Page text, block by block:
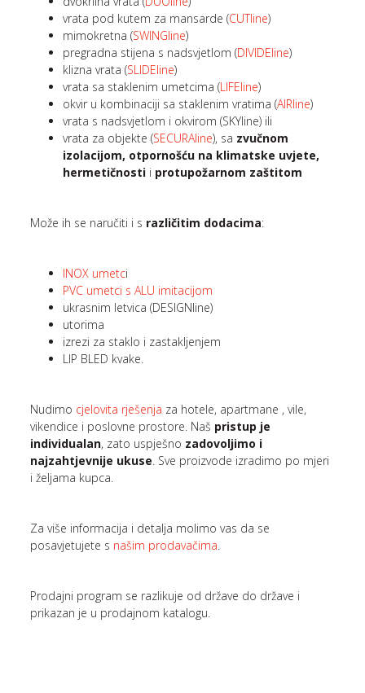
vrata pod kutem za mansarde (CUTline)
mimokretna (SWINGline)
pregradna stijena s nadsvjetlom (DIVIDEline)
klizna vrata (SLIDEline)
vrata sa staklenim umetcima (LIFEline)
okvir u kombinaciji sa staklenim vratima (AIRline)
vrata s nadsvjetlom i okvirom (SKYline) ili
vrata za objekte (SECURAline), sa zvučnom
izolacijom, otpornošću na klimatske uvjete,
hermetičnosti i protupožarnom zaštitom
Može ih se naručiti i s različitim dodacima:
INOX umetci
PVC umetci s ALU imitacijom
ukrasnim letvica (DESIGNline)
utorima
izrezi za staklo i zastakljenjem
LIP BLED kvake.
Nudimo cjelovita rješenja za hotele, apartmane , vile,
vikendice i poslovne prostore. Naš pristup je
individualan, zato uspješno zadovoljimo i
najzahtjevnije ukuse. Sve proizvode izradimo po mjeri
i željama kupca.
Za više informacija i detalja molimo vas da se
posavjetujete s našim prodavačima.
Prodajni program se razlikuje od države do države i
prikazan je u prodajnom katalogu.